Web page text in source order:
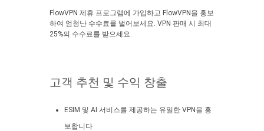
FlowVPN 제휴 프로그램에 가입하고 FlowVPN을 홍보
하여 엄청난 수수료를 벌어보세요. VPN 판매 시 최대
25%의 수수료를 받으세요.
고객 추천 및 수익 창출
ESIM 및 AI 서비스를 제공하는 유일한 VPN을 홍
보합니다